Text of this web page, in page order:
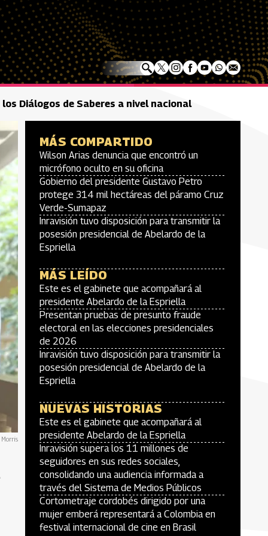
Diálogos de Saberes a nivel nacional
MÁS COMPARTIDO
Wilson Arias denuncia que encontró un
micrófono oculto en su oficina
Gobierno del presidente Gustavo Petro
protege 314 mil hectáreas del páramo Cruz
Verde-Sumapaz
Inravisión tuvo disposición para transmitir la
posesión presidencial de Abelardo de la
Espriella
MÁS LEÍDO
Este es el gabinete que acompañará al
presidente Abelardo de la Espriella
Presentan pruebas de presunto fraude
electoral en las elecciones presidenciales
de 2026
Inravisión tuvo disposición para transmitir la
posesión presidencial de Abelardo de la
Espriella
NUEVAS HISTORIAS
Este es el gabinete que acompañará al
presidente Abelardo de la Espriella
Inravisión supera los 11 millones de
seguidores en sus redes sociales,
consolidando una audiencia informada a
través del Sistema de Medios Públicos
Cortometraje cordobés dirigido por una
mujer emberá representará a Colombia en
festival internacional de cine en Brasil